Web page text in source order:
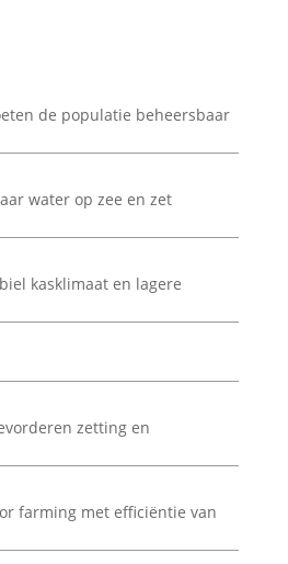
de populatie beheersbaar
water op zee en zet
kasklimaat en lagere
zetting en
farming met efficiëntie van